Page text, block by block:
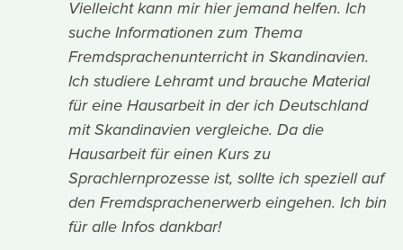
Vielleicht kann mir hier jemand helfen. Ich
suche Informationen zum Thema
Fremdsprachenunterricht in Skandinavien.
Ich studiere Lehramt und brauche Material
für eine Hausarbeit in der ich Deutschland
mit Skandinavien vergleiche. Da die
Hausarbeit für einen Kurs zu
Sprachlernprozesse ist, sollte ich speziell auf
den Fremdsprachenerwerb eingehen. Ich bin
für alle Infos dankbar!